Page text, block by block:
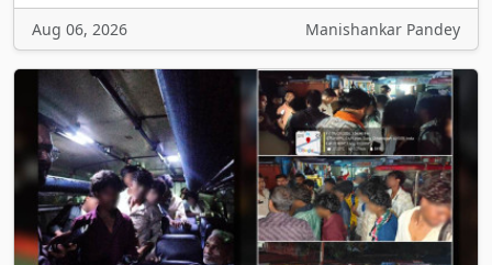
Aug 06, 2026 Manishankar Pandey